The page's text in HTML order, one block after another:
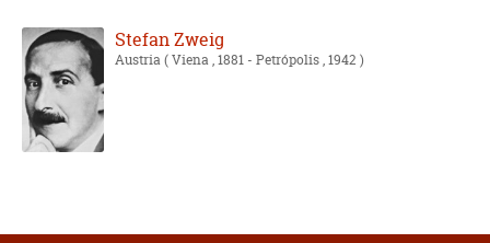
Stefan Zweig
Austria( Viena , 1881 - Petrópolis , 1942 )